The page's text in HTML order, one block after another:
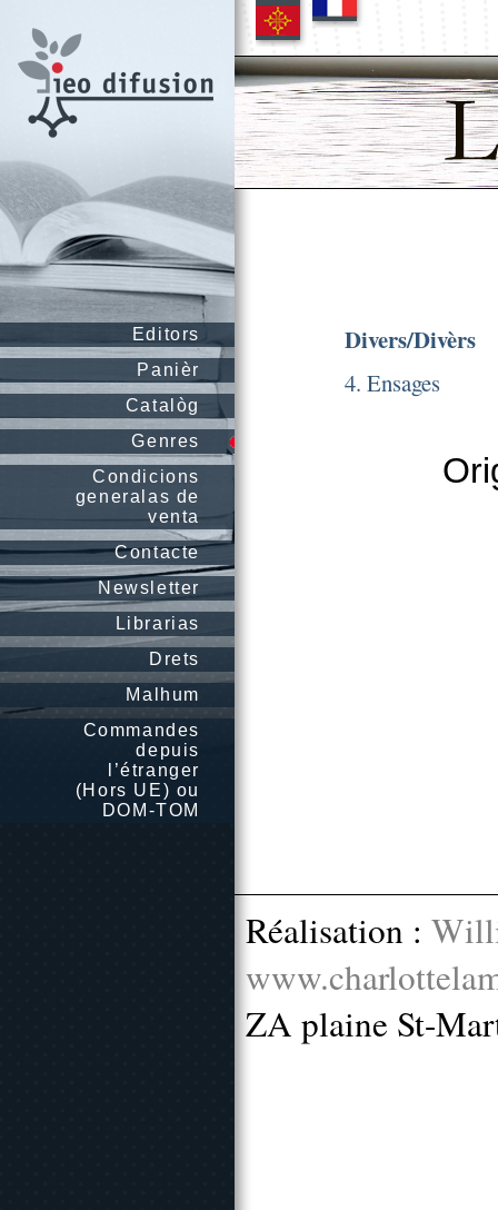
Editors
Panièr
Catalòg
Genres
Condicions
generalas de
venta
Contacte
Newsletter
Librarias
Drets
Malhum
Commandes
depuis
l’étranger
(Hors UE) ou
DOM-TOM
Divers/Divèrs
4. Ensages
Réalisation :
ZA plaine St-